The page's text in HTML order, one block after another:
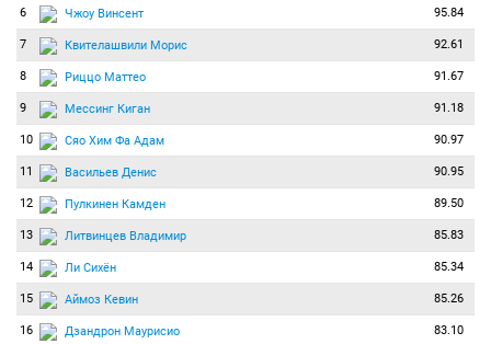
6 Чжоу Винсент 95.84
7 Квителашвили Морис 92.61
8 Риццо Маттео 91.67
9 Мессинг Киган 91.18
10 Сяо Хим Фа Адам 90.97
11 Васильев Денис 90.95
12 Пулкинен Камден 89.50
13 Литвинцев Владимир 85.83
14 Ли Сихён 85.34
15 Аймоз Кевин 85.26
16 Дзандрон Маурисио 83.10